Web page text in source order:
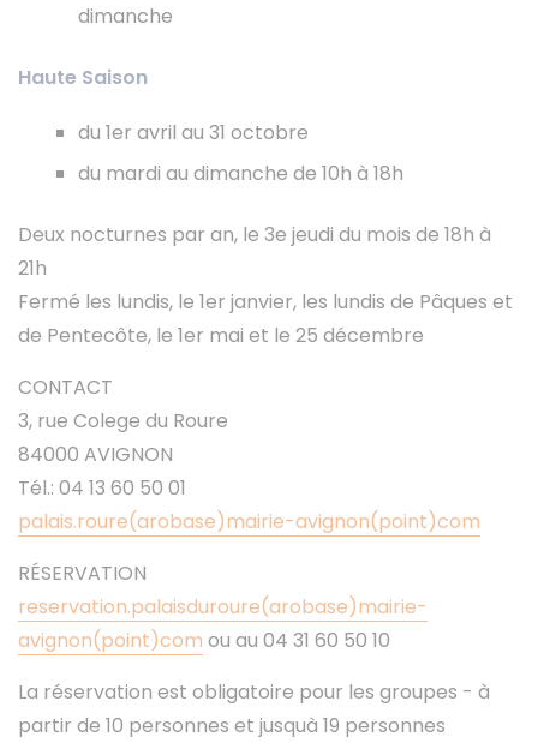
dimanche
Haute Saison
du 1er avril au 31 octobre
du mardi au dimanche de 10h à 18h
Deux nocturnes par an, le 3e jeudi du mois de 18h à
21h
Fermé les lundis, le 1er janvier, les lundis de Pâques et
de Pentecôte, le 1er mai et le 25 décembre
CONTACT
3, rue Colege du Roure
84000 AVIGNON
Tél.: 04 13 60 50 01
palais.roure(arobase)mairie-avignon(point)com
RÉSERVATION
reservation.palaisduroure(arobase)mairie-
avignon(point)com ou au 04 31 60 50 10
La réservation est obligatoire pour les groupes - à
partir de 10 personnes et jusquà 19 personnes